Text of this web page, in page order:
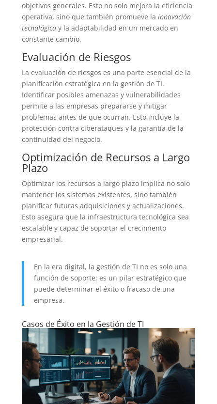
objetivos generales. Esto no solo mejora la eficiencia
operativa, sino que también promueve la innovación
tecnológicay la adaptabilidad en un mercado en
constante cambio.
Evaluación de Riesgos
La evaluación de riesgos es una parte esencial de la
planificación estratégica en la gestión de TI.
Identificar posibles amenazas y vulnerabilidades
permite a las empresas prepararse y mitigar
problemas antes de que ocurran. Esto incluye la
protección contra ciberataques y la garantía de la
continuidad del negocio.
Optimización de Recursos a Largo
Plazo
Optimizar los recursos a largo plazo implica no solo
mantener los sistemas existentes, sino también
planificar futuras adquisiciones y actualizaciones.
Esto asegura que la infraestructura tecnológica sea
escalable y capaz de soportar el crecimiento
empresarial.
En la era digital, la gestión de TI no es solo una
función de soporte; es un pilar estratégico que
puede determinar el éxito o fracaso de una
empresa.
Casos de Éxito en la Gestión de TI